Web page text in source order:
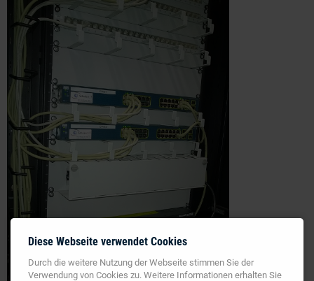
Diese Webseite verwendet Cookies
Durch die weitere Nutzung der Webseite stimmen Sie der
Verwendung von Cookies zu. Weitere Informationen erhalten Sie